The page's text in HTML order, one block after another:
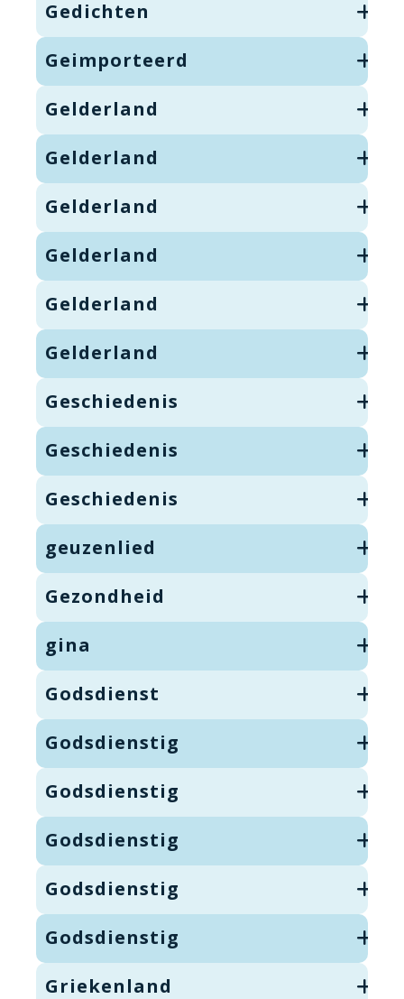
Gedichten
Geimporteerd
Gelderland
Gelderland
Gelderland
Gelderland
Gelderland
Gelderland
Geschiedenis
Geschiedenis
Geschiedenis
geuzenlied
Gezondheid
gina
Godsdienst
Godsdienstig
Godsdienstig
Godsdienstig
Godsdienstig
Godsdienstig
Griekenland